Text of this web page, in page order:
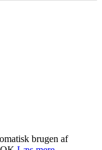
brugen af